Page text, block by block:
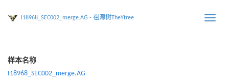
Toggle
I18968_SEC002_merge.AG - 祖源树TheYtree
样本名称
I18968_SEC002_merge.AG